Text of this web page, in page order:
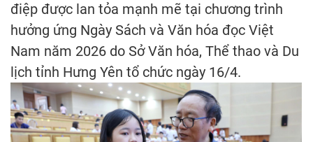
điệp được lan tỏa mạnh mẽ tại chương trình
hưởng ứng Ngày Sách và Văn hóa đọc Việt
Nam năm 2026 do Sở Văn hóa, Thể thao và Du
lịch tỉnh Hưng Yên tổ chức ngày 16/4.